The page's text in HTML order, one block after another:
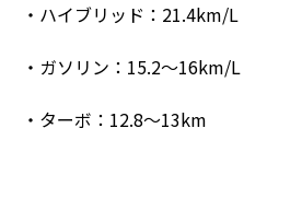
・ハイブリッド：21.4km/L
・ガソリン：15.2～16km/L
・ターボ：12.8～13km